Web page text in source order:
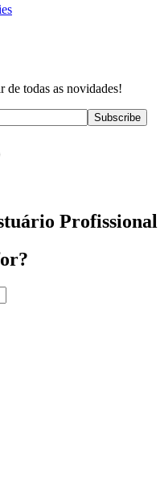
de todas as novidades!
Profissional